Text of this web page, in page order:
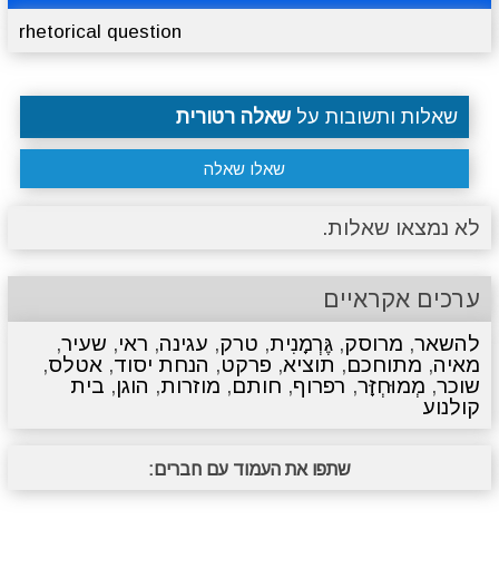
rhetorical question
שאלות ותשובות על שאלה רטורית
שאלו שאלה
לא נמצאו שאלות.
ערכים אקראיים
להשאר, מרוסק, גֶּרְמָנִית, טרק, עגינה, ראי, שעיר,
מאיה, מתוחכם, תוציא, פרקט, הנחת יסוד, אטלס,
שוכר, מְמוּחְזָּר, רפרוף, חותם, מוזרות, הוגן, בית
קולנוע
שתפו את העמוד עם חברים: